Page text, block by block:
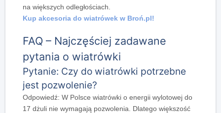
na większych odległościach.
Kup akcesoria do wiatrówek w Broń.pl!
FAQ – Najczęściej zadawane
pytania o wiatrówki
Pytanie: Czy do wiatrówki potrzebne
jest pozwolenie?
Odpowiedź: W Polsce wiatrówki o energii wylotowej do
17 dżuli nie wymagają pozwolenia. Dlatego większość